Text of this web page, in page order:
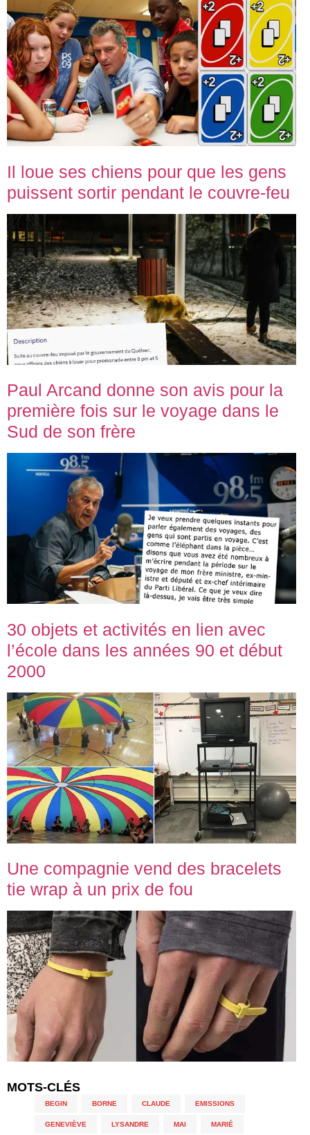
Il loue ses chiens pour que les gens
puissent sortir pendant le couvre-feu
Paul Arcand donne son avis pour la
première fois sur le voyage dans le
Sud de son frère
30 objets et activités en lien avec
l’école dans les années 90 et début
2000
Une compagnie vend des bracelets
tie wrap à un prix de fou
MOTS-CLÉS
BEGIN BORNE CLAUDE EMISSIONS
GENEVIÈVE LYSANDRE MAI MARIÉ